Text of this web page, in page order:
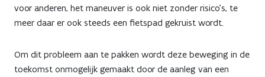
voor anderen, het maneuver is ook niet zonder risico’s, te
meer daar er ook steeds een fietspad gekruist wordt.
Om dit probleem aan te pakken wordt deze beweging in de
toekomst onmogelijk gemaakt door de aanleg van een